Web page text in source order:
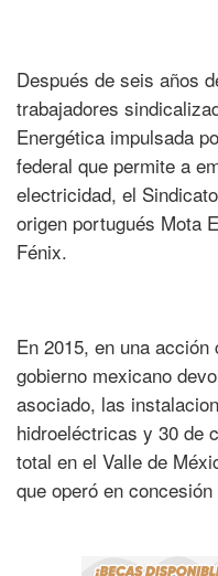
Después de seis años
trabajadores
Energética impulsada
federal que permite a
electricidad, el
origen portugués Mota
Fénix.
En 2015, en una
gobierno mexicano
asociado, las
hidroeléctricas y 30 de
total en el Valle de
que operó en